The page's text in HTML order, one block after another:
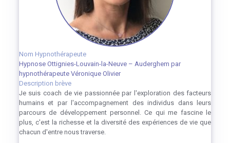
Nom Hypnothérapeute
Hypnose Ottignies-Louvain-la-Neuve – Auderghem par
hypnothérapeute Véronique Olivier
Description brève
Je suis coach de vie passionnée par l'exploration des facteurs
humains et par l'accompagnement des individus dans leurs
parcours de développement personnel. Ce qui me fascine le
plus, c'est la richesse et la diversité des expériences de vie que
chacun d'entre nous traverse.